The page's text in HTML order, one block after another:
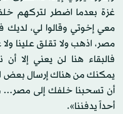
غزة بعدما اضطر لتركهم
معي إخوتي وقالوا لي،
مصر، اذهب ولا تقلق علينا
فالبقاء هنا لن يعني إلا
يمكنك من هناك إرسال بعض
أن تسحبنا خلفك إلى مصر...
أحداً يدفننا».